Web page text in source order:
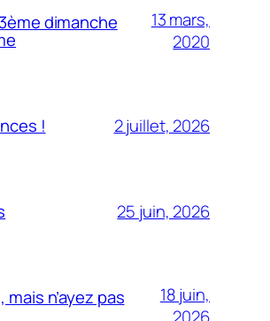
dimanche
13 mars,
2020
! 2 juillet, 2026
25 juin, 2026
mais n’ayez pas
18 juin,